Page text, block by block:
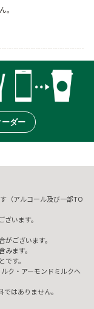
。
ダー
（アルコール及び一部TO
います。
ございます。
ます。
す。
ク・アーモンドミルクへ
はありません。